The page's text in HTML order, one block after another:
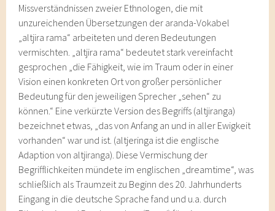
Missverständnissen zweier Ethnologen, die mit
unzureichenden Übersetzungen der aranda-Vokabel
„altjira rama“ arbeiteten und deren Bedeutungen
vermischten. „altjira rama“ bedeutet stark vereinfacht
gesprochen „die Fähigkeit, wie im Traum oder in einer
Vision einen konkreten Ort von großer persönlicher
Bedeutung für den jeweiligen Sprecher „sehen“ zu
können.“ Eine verkürzte Version des Begriffs (altjiranga)
bezeichnet etwas, „das von Anfang an und in aller Ewigkeit
vorhanden“ war und ist. (altjeringa ist die englische
Adaption von altjiranga). Diese Vermischung der
Begrifflichkeiten mündete im englischen „dreamtime“, was
schließlich als Traumzeit zu Beginn des 20. Jahrhunderts
Eingang in die deutsche Sprache fand und u.a. durch